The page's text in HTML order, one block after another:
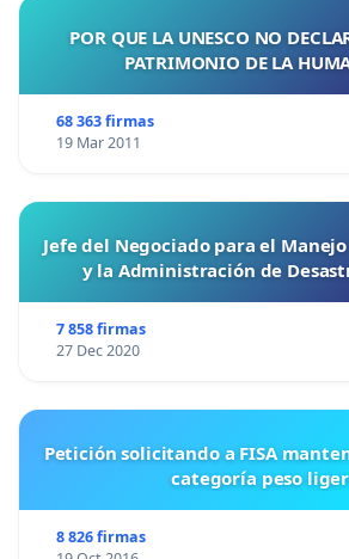
lucha no es solo por ellos, sino
suma. Juntos, podemos lograr que
sean una realidad. 💪
Gracias por tu apoyo 🙏
Tu firma no solo ayuda a
olvidado, sino que impulsa la
causa tan necesaria! ❤️
POR QUE LA UNESCO NO
PATRIMONIO DE LA
68 363 firmas
19 Mar 2011
Jefe del Negociado para el
y la Administración de
7 858 firmas
27 Dec 2020
Petición solicitando a FISA mantener el remo de la
categoría peso
8 826 firmas